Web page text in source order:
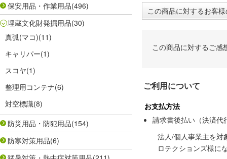
保安用品・作業用品(496)
埋蔵文化財発掘用品(30)
真弧(マコ)(11)
キャリパー(1)
スコヤ(1)
整理用コンテナ(6)
対空標識(8)
防災用品・防犯用品(154)
防寒対策用品(6)
この商品に対するお客
この商品に対するご感
ご利用について
お支払方法
請求書後払い（決済代
法人/個人事業主を対
ロテクションズ様に